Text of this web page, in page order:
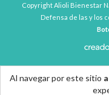
Al navegar por este sitio
Copyright Alioli Bienestar
Defensa de las y los